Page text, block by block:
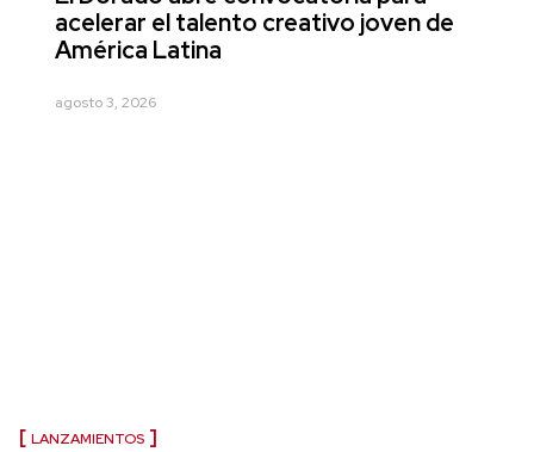
acelerar el talento creativo joven de
América Latina
agosto 3, 2026
LANZAMIENTOS